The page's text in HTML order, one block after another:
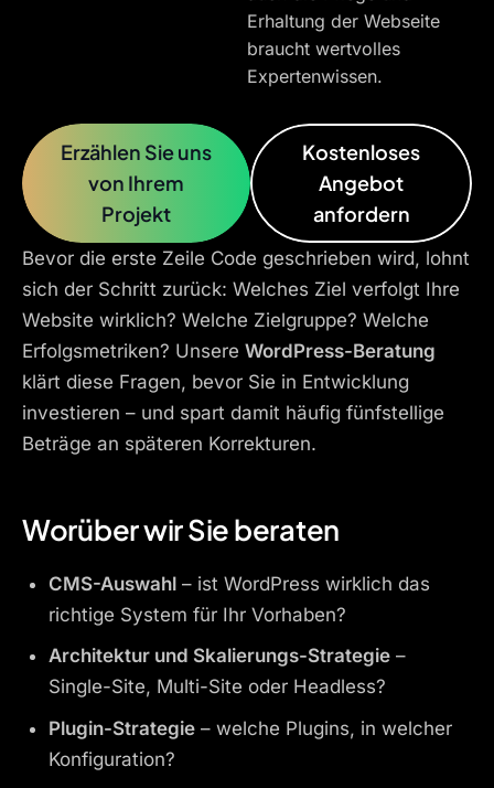
Erhaltung der Webseite
braucht wertvolles
Expertenwissen.
Erzählen Sie uns
von Ihrem
Projekt
Kostenloses
Angebot
anfordern
Bevor die erste Zeile Code geschrieben wird, lohnt
sich der Schritt zurück: Welches Ziel verfolgt Ihre
Website wirklich? Welche Zielgruppe? Welche
Erfolgsmetriken? Unsere WordPress-Beratung
klärt diese Fragen, bevor Sie in Entwicklung
investieren – und spart damit häufig fünfstellige
Beträge an späteren Korrekturen.
Worüber wir Sie beraten
CMS-Auswahl – ist WordPress wirklich das
richtige System für Ihr Vorhaben?
Architektur und Skalierungs-Strategie –
Single-Site, Multi-Site oder Headless?
Plugin-Strategie – welche Plugins, in welcher
Konfiguration?